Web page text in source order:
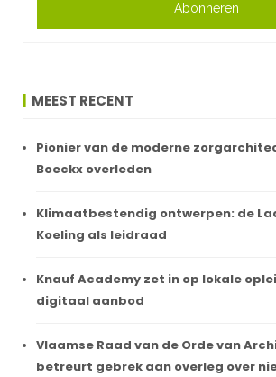
Abonneren
MEEST RECENT
Pionier van de moderne
Boeckx overleden
Klimaatbestendig ontwerpen: de
Koeling als leidraad
Knauf Academy zet in op lokale
digitaal aanbod
Vlaamse Raad van de Orde van
betreurt gebrek aan overleg over